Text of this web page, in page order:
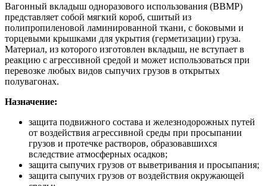
Вагонный вкладыш одноразового использования (ВВМР)
представляет собой мягкий короб, сшитый из
полипропиленовой ламинированной ткани, с боковыми и
торцевыми крышками для укрытия (герметизации) груза.
Материал, из которого изготовлен вкладыш, не вступает в
реакцию с агрессивной средой и может использоваться при
перевозке любых видов сыпучих грузов в открытых
полувагонах.
Назначение:
защита подвижного состава и железнодорожных путей
от воздействия агрессивной среды при просыпании
грузов и протечке растворов, образовавшихся
вследствие атмосферных осадков;
защита сыпучих грузов от выветривания и просыпания;
защита сыпучих грузов от воздействия окружающей